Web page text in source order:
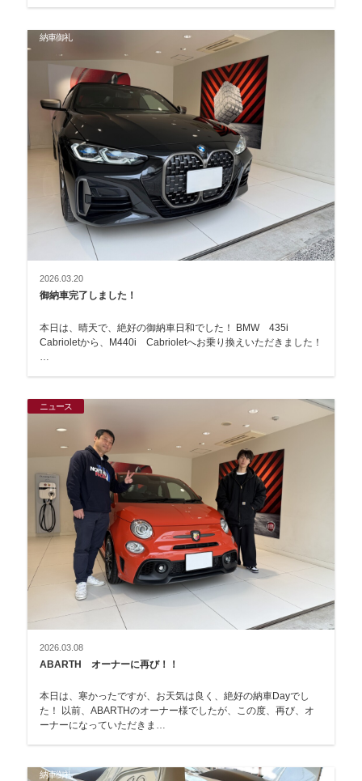
納車御礼
2026.03.20
御納車完了しました！
本日は、晴天で、絶好の御納車日和でした！ BMW 435i
Cabrioletから、M440i Cabrioletへお乗り換えいただきました！
ニュース
2026.03.08
ABARTH オーナーに再び！！
本日は、寒かったですが、お天気は良く、絶好の納車Dayでし
た！ 以前、ABARTHのオーナー様でしたが、この度、再び、オ
ーナーになっていただきま…
納車御礼